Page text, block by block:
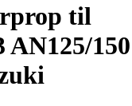
til
150